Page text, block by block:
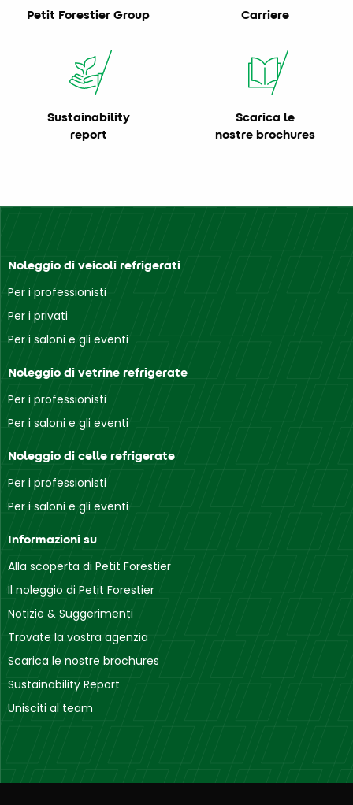
Petit Forestier Group Carriere
Sustainability
report
Scarica le
nostre brochures
Noleggio di veicoli refrigerati
Per i professionisti
Per i privati
Per i saloni e gli eventi
Noleggio di vetrine refrigerate
Per i professionisti
Per i saloni e gli eventi
Noleggio di celle refrigerate
Per i professionisti
Per i saloni e gli eventi
Informazioni su
Alla scoperta di Petit Forestier
Il noleggio di Petit Forestier
Notizie & Suggerimenti
Trovate la vostra agenzia
Scarica le nostre brochures
Sustainability Report
Unisciti al team